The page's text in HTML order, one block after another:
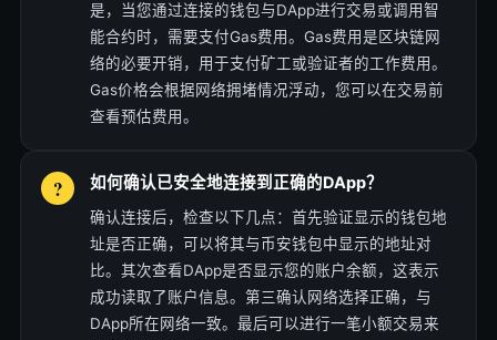
是，当您通过连接的钱包与DApp进行交易或调用智
能合约时，需要支付Gas费用。Gas费用是区块链网
络的必要开销，用于支付矿工或验证者的工作费用。
Gas价格会根据网络拥堵情况浮动，您可以在交易前
查看预估费用。
如何确认已安全地连接到正确的DApp？
确认连接后，检查以下几点：首先验证显示的钱包地
址是否正确，可以将其与币安钱包中显示的地址对
比。其次查看DApp是否显示您的账户余额，这表示
成功读取了账户信息。第三确认网络选择正确，与
DApp所在网络一致。最后可以进行一笔小额交易来